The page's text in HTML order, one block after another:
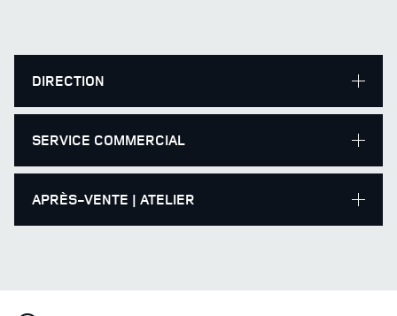
DIRECTION
SERVICE COMMERCIAL
APRÈS-VENTE | ATELIER